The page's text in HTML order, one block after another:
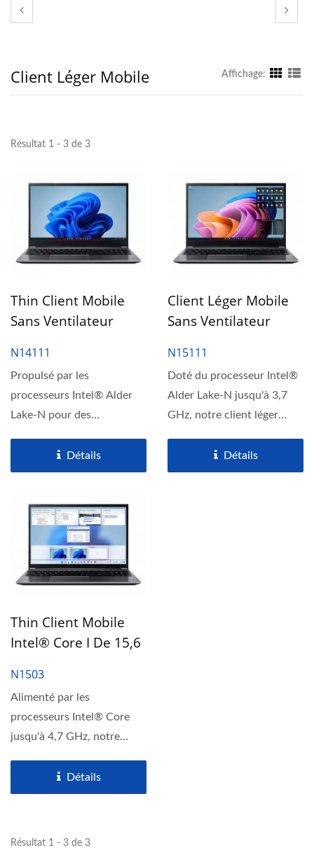
Client Léger Mobile Affichage:
Résultat 1 - 3 de 3
Thin Client Mobile
Sans Ventilateur
14 Pouces
N14111
Propulsé par les
processeurs Intel® Alder
Lake-N pour des
Détails
Client Léger Mobile
Sans Ventilateur
15,6 Pouces
N15111
Doté du processeur Intel®
Alder Lake-N jusqu'à 3,7
GHz, notre client léger
Détails
Thin Client Mobile
Intel® Core I De 15,6
IoT
N1503
Alimenté par les
processeurs Intel® Core
jusqu'à 4,7 GHz, notre
Windows...
Détails
Résultat 1 - 3 de 3